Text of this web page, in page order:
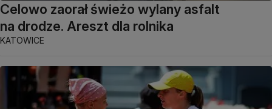
Celowo zaorał świeżo wylany asfalt
na drodze. Areszt dla rolnika
KATOWICE